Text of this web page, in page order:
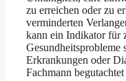
zu erreichen oder zu
verminderten
kann ein Indikator für
Erkrankungen oder
Fachmann